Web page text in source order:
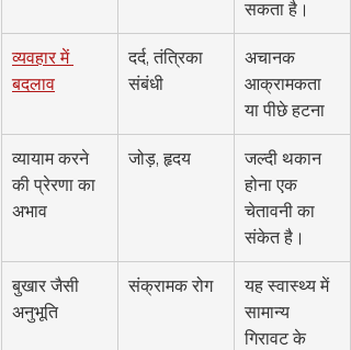
सकता है।
व्यवहार में
बदलाव
दर्द, तंत्रिका
संबंधी
अचानक
आक्रामकता
या पीछे हटना
व्यायाम करने
की प्रेरणा का
अभाव
जोड़, हृदय
जल्दी थकान
होना एक
चेतावनी का
संकेत है।
बुखार जैसी
अनुभूति
संक्रामक रोग
यह स्वास्थ्य में
सामान्य
गिरावट के